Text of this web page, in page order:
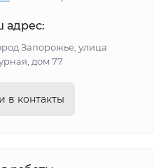
адрес:
Запорожье, улица
дом 77
в контакты